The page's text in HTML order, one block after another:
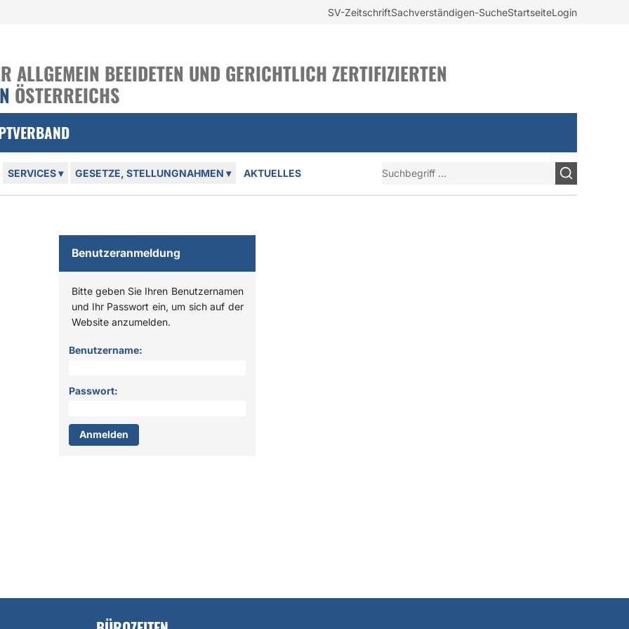
SV-ZeitschriftSachverständigen-SucheStartseiteLogin
ALLGEMEIN BEEIDETEN UND GERICHTLICH ZERTIFIZIERTEN
ÖSTERREICHS
SERVICES▾ GESETZE, STELLUNGNAHMEN ▾ AKTUELLES Suchen
Benutzeranmeldung
Bitte geben Sie Ihren Benutzernamen
und Ihr Passwort ein, um sich auf der
Website anzumelden.
Anmelden
Benutzername:
Passwort: